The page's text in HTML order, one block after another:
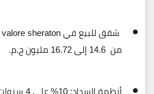
شقق للبيع في
من 14.6 إلى 16.72 مليون ج.م.